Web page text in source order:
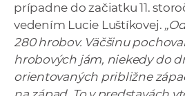
prípadne do začiatku 11.
vedením Lucie Luštíkovej.
280 hrobov. Väčšinu
hrobových jám, niekedy do
orientovaných približne